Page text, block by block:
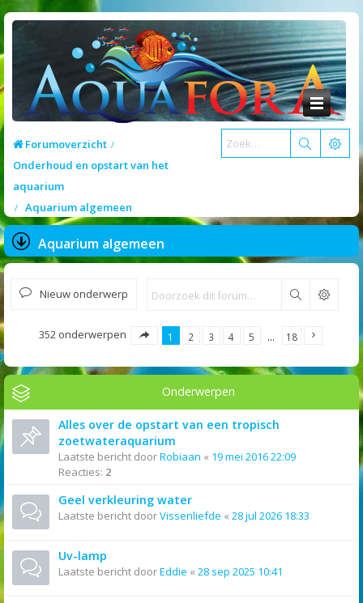
Forumoverzicht
Onderhoud en opstart van het
aquarium
Aquarium algemeen
Aquarium algemeen
Nieuw onderwerp Zoek
352 onderwerpen 1 2 3 4 5 … 18
Onderwerpen
Alles over de opstart van een tropisch
zoetwateraquarium
Laatste bericht doorRobiaan « 19 mei 2016 22:09
Reacties: 2
Geel verkleuring water
Laatste bericht doorVissenliefde « 28 jul 2026 18:33
Uv-lamp
Laatste bericht doorEddie « 28 sep 2025 10:41